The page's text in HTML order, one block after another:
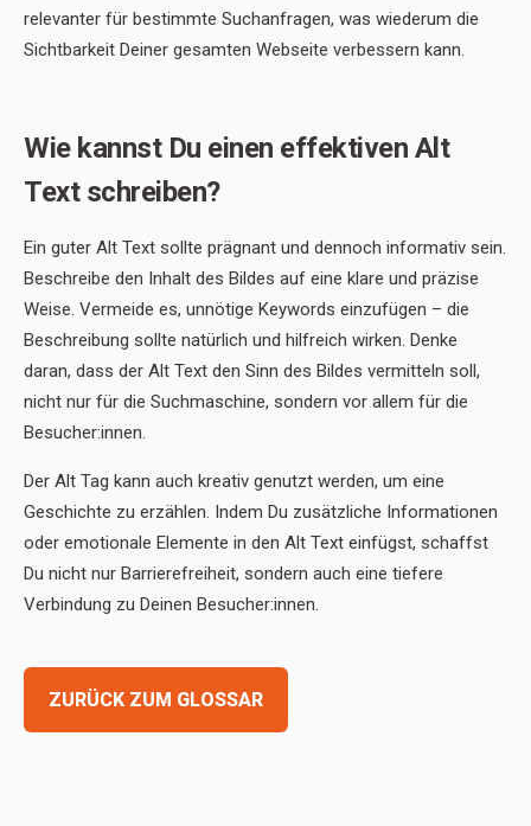
relevanter für bestimmte Suchanfragen, was wiederum die
Sichtbarkeit Deiner gesamten Webseite verbessern kann.
Wie kannst Du einen effektiven Alt
Text schreiben?
Ein guter Alt Text sollte prägnant und dennoch informativ sein.
Beschreibe den Inhalt des Bildes auf eine klare und präzise
Weise. Vermeide es, unnötige Keywords einzufügen – die
Beschreibung sollte natürlich und hilfreich wirken. Denke
daran, dass der Alt Text den Sinn des Bildes vermitteln soll,
nicht nur für die Suchmaschine, sondern vor allem für die
Besucher:innen.
Der Alt Tag kann auch kreativ genutzt werden, um eine
Geschichte zu erzählen. Indem Du zusätzliche Informationen
oder emotionale Elemente in den Alt Text einfügst, schaffst
Du nicht nur Barrierefreiheit, sondern auch eine tiefere
Verbindung zu Deinen Besucher:innen.
ZURÜCK ZUM GLOSSAR